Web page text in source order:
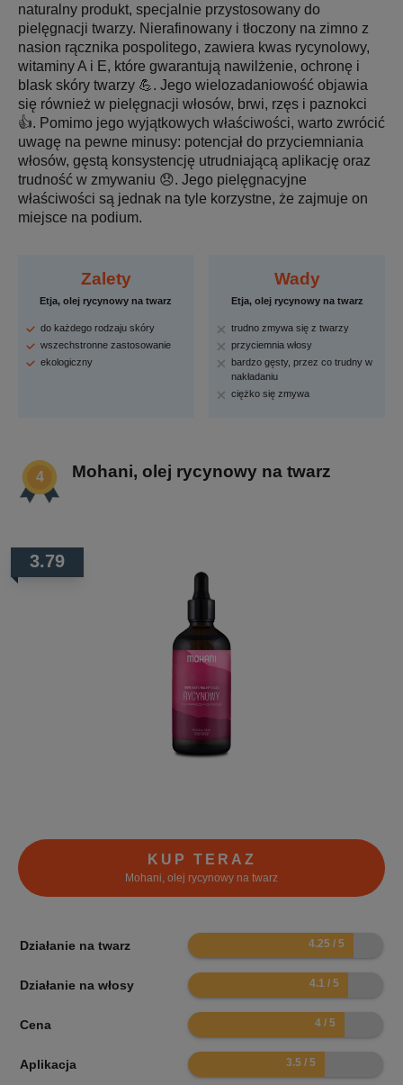
naturalny produkt, specjalnie przystosowany do
pielęgnacji twarzy. Nierafinowany i tłoczony na zimno z
nasion rącznika pospolitego, zawiera kwas rycynolowy,
witaminy A i E, które gwarantują nawilżenie, ochronę i
blask skóry twarzy 💪. Jego wielozadaniowość objawia
się również w pielęgnacji włosów, brwi, rzęs i paznokci
👍. Pomimo jego wyjątkowych właściwości, warto zwrócić
uwagę na pewne minusy: potencjał do przyciemniania
włosów, gęstą konsystencję utrudniającą aplikację oraz
trudność w zmywaniu 😞. Jego pielęgnacyjne
właściwości są jednak na tyle korzystne, że zajmuje on
miejsce na podium.
Zalety
Etja, olej rycynowy na twarz
do każdego rodzaju skóry
wszechstronne zastosowanie
ekologiczny
Wady
Etja, olej rycynowy na twarz
trudno zmywa się z twarzy
przyciemnia włosy
bardzo gęsty, przez co trudny w
nakładaniu
ciężko się zmywa
Mohani, olej rycynowy na twarz
3.79
KUP TERAZ
Mohani, olej rycynowy na twarz
Działanie na twarz 8.5
Działanie na włosy 8.2
Cena 8
Aplikacja 7